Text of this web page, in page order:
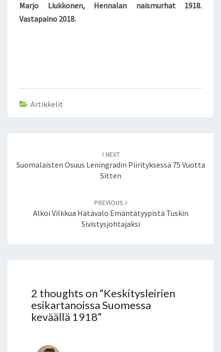
Marjo Liukkonen, Hennalan naismurhat 1918.
Vastapaino 2018.
Artikkelit
navigation
NEXT
Suomalaisten Osuus Leningradin Piirityksessä 75 Vuotta
Sitten
PREVIOUS
Alkoi Vilkkua Hätävalo Emäntätyypistä Tuskin
Sivistysjohtajaksi
2 thoughts on “Keskitysleirien
esikartanoissa Suomessa
keväällä 1918”